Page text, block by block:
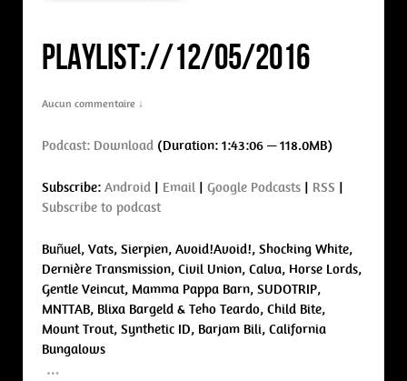
PLAYLIST://12/05/2016
Aucun commentaire ↓
Podcast: Download (Duration: 1:43:06 — 118.0MB)
Subscribe: Android Email Google Podcasts RSS
Subscribe to podcast
Buñuel, Vats, Sierpien, Avoid!Avoid!, Shocking White,
Dernière Transmission, Civil Union, Calva, Horse Lords,
Gentle Veincut, Mamma Pappa Barn, SUDOTRIP,
MNTTAB, Blixa Bargeld & Teho Teardo, Child Bite,
Mount Trout, Synthetic ID, Barjam Bili, California
Bungalows
…